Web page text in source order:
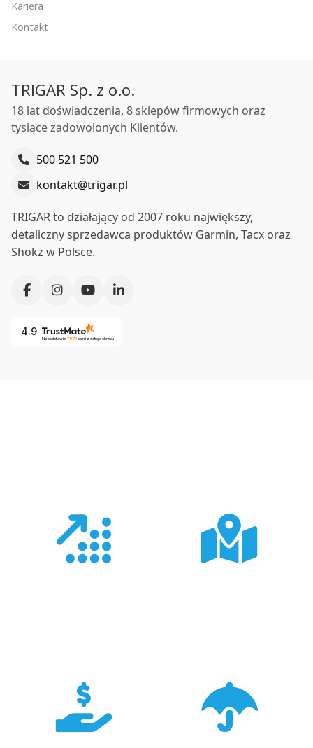
Kariera
Kontakt
TRIGAR Sp. z o.o.
18 lat doświadczenia, 8 sklepów firmowych oraz
tysiące zadowolonych Klientów.
500 521 500
kontakt@trigar.pl
TRIGAR to działający od 2007 roku największy,
detaliczny sprzedawca produktów Garmin, Tacx oraz
Shokz w Polsce.
4.9
Na podstawie 7872opinii z całego okresu